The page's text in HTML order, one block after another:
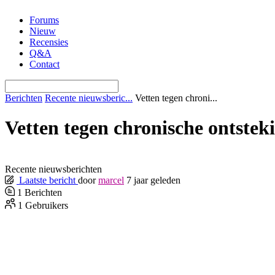
naar
inhoud
Forums
Nieuw
Recensies
Q&A
Contact
Berichten Recente nieuwsberic... Vetten tegen chroni...
Vetten tegen chronische
Recente nieuwsberichten
Laatste bericht door marcel 7 jaar geleden
1 Berichten
1 Gebruikers